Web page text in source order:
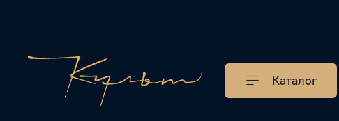
Каталог